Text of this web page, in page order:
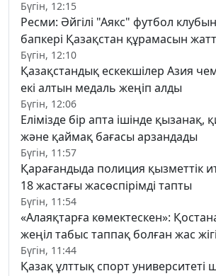
Бүгін, 12:15
Ресми: Әйгілі "Аякс" футбол
бапкері Қазақстан құрамасын
Бүгін, 12:10
Қазақстандық ескекшілер Азия
екі алтын медаль жеңіп алды
Бүгін, 12:06
Елімізде бір апта ішінде қызанақ,
және қаймақ бағасы арзандады
Бүгін, 11:57
Қарағандыда полиция қызметтік
18 жастағы жасөспірімді тапты
Бүгін, 11:54
«Алаяқтарға көмектескен»:
жеңіл табыс таппақ болған жас
Бүгін, 11:44
Қазақ ұлттық спорт университеті